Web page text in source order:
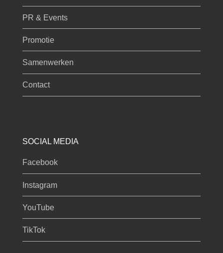
PR & Events
Promotie
Samenwerken
Contact
SOCIAL MEDIA
Facebook
Instagram
YouTube
TikTok